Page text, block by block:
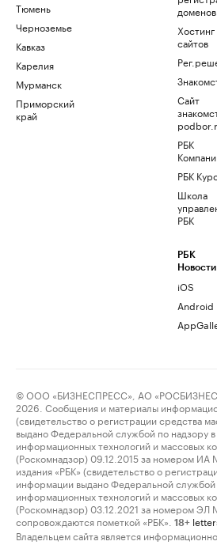
Тюмень
Черноземье
Кавказ
Карелия
Мурманск
Приморский
край
доменов
Хостинг
сайтов
Сайт
РБК
РБК
Школа
РБК
РБК
Новости
iOS
Android
© ООО «БИЗНЕСПРЕСС», АО
2026. Сообщения и материалы
(свидетельство о регистрации средства
выдано Федеральной службой по надзору
информационных технологий и массовых
(Роскомнадзор) 09.12.2015 за номером
издания «РБК» (свидетельство о
информации выдано Федеральной службой
информационных технологий и массовых
(Роскомнадзор) 03.12.2021 за номером
сопровождаются пометкой «РБК».
18+
Владельцем сайта является